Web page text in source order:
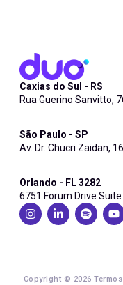
Caxias do Sul - RS
Rua Guerino Sanvitto,
São Paulo - SP
Av. Dr. Chucri Zaidan,
Orlando - FL 3282
6751 Forum Drive Suite
Copyright © 2026